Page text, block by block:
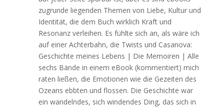
zugrunde liegenden Themen von Liebe, Kultur und
Identität, die dem Buch wirklich Kraft und
Resonanz verleihen. Es fühlte sich an, als wäre ich
auf einer Achterbahn, die Twists und Casanova:
Geschichte meines Lebens | Die Memoiren | Alle
sechs Bände in einem eBook (kommentiert) mich
raten ließen, die Emotionen wie die Gezeiten des
Ozeans ebbten und flossen. Die Geschichte war
ein wandelndes, sich windendes Ding, das sich in